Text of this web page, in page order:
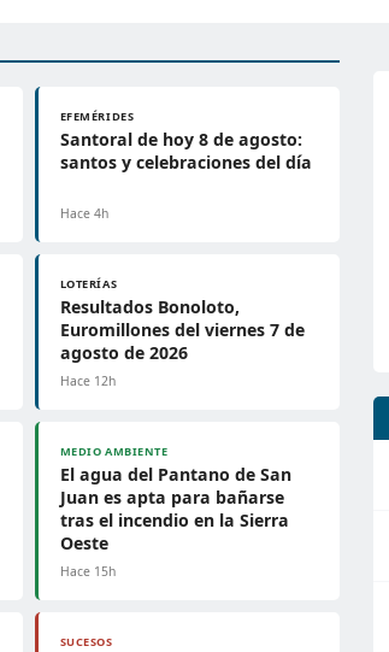
EFEMÉRIDES
Santoral de hoy 8 de agosto:
santos y celebraciones del día
Hace 4h
LOTERÍAS
Resultados Bonoloto,
Euromillones del viernes 7 de
agosto de 2026
Hace 12h
MEDIO AMBIENTE
El agua del Pantano de San
Juan es apta para bañarse
tras el incendio en la Sierra
Oeste
Hace 15h
SUCESOS